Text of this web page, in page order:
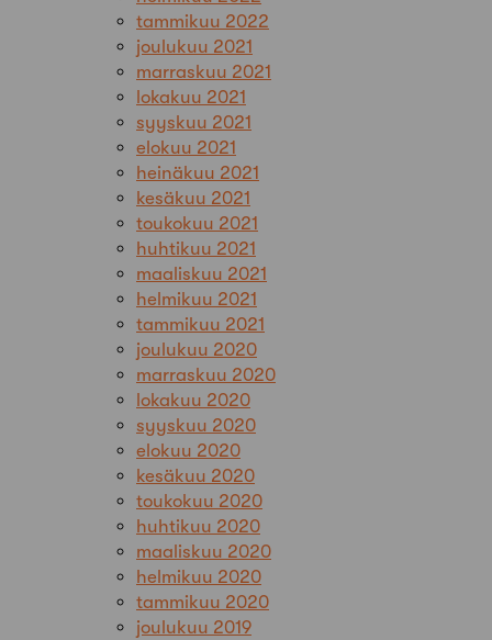
tammikuu 2022
joulukuu 2021
marraskuu 2021
lokakuu 2021
syyskuu 2021
elokuu 2021
heinäkuu 2021
kesäkuu 2021
toukokuu 2021
huhtikuu 2021
maaliskuu 2021
helmikuu 2021
tammikuu 2021
joulukuu 2020
marraskuu 2020
lokakuu 2020
syyskuu 2020
elokuu 2020
kesäkuu 2020
toukokuu 2020
huhtikuu 2020
maaliskuu 2020
helmikuu 2020
tammikuu 2020
joulukuu 2019